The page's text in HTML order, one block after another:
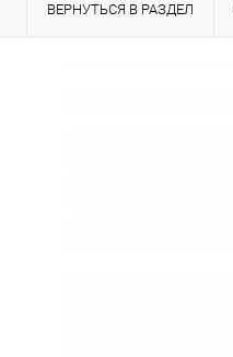
ВЕРНУТЬСЯ В РАЗДЕЛ